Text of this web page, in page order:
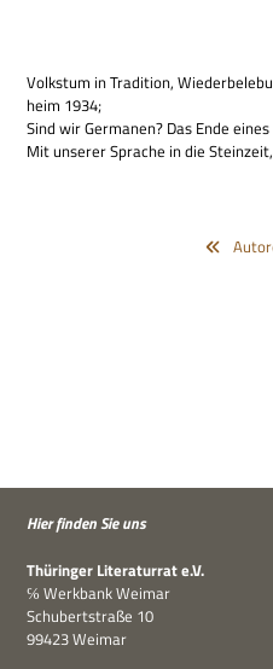
Volks­tum in Tra­di­tion,
heim 1934;
Sind wir Ger­ma­nen? Das Ende
Mit unse­rer Spra­che in die
Hier fin­den Sie uns
Thü­rin­ger Lite­ra­tur­rat e.V.
℅ Werk­bank Weimar
Schu­bert­straße 10
99423 Weimar